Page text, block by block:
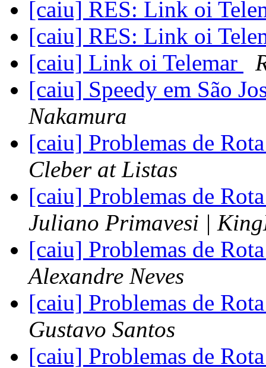
[caiu] RES: Link oi
[caiu] RES: Link oi
[caiu] Link oi Telemar
[caiu] Speedy em São
Nakamura
[caiu] Problemas de
Cleber at Listas
[caiu] Problemas de
Juliano Primavesi |
[caiu] Problemas de
Alexandre Neves
[caiu] Problemas de
Gustavo Santos
[caiu] Problemas de